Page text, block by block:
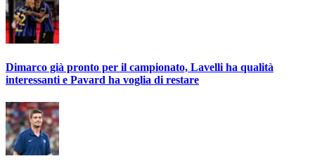
Dimarco già pronto per il campionato, Lavelli ha qualità
interessanti e Pavard ha voglia di restare